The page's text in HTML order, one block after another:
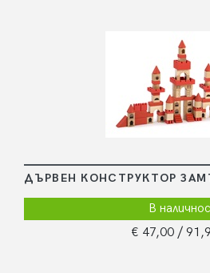
ДЪРВЕН КОНСТРУКТОР
В
€ 47,00 /